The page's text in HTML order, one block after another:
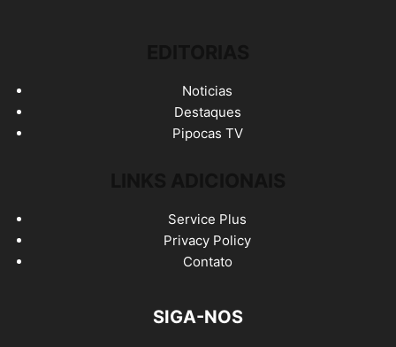
Noticias
Destaques
Pipocas TV
Service Plus
Privacy Policy
Contato
SIGA-NOS